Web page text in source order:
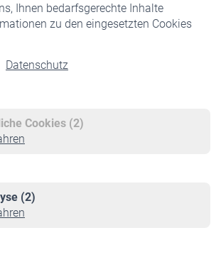
Ihnen bedarfsgerechte Inhalte
zu den eingesetzten Cookies
Datenschutz
Cookies (2)
(2)